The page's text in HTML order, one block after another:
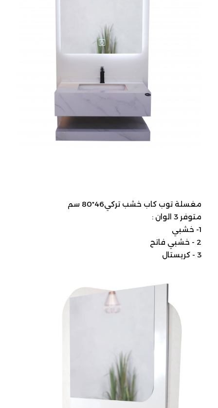
مغسلة توب كاب خشب تركي46*80 سم
متوفر 3 الوان :
1- خشبي
2 - خشبي فاتح
3 - كريستال